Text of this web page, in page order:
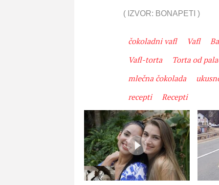
( IZVOR: BONAPETI )
čokoladni vafl Vafl
Vafl-torta
Torta od
mlečna čokolada
recepti
Recepti